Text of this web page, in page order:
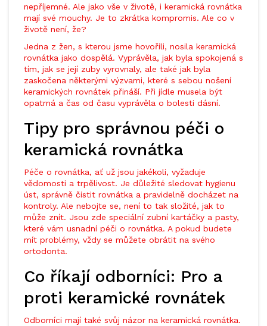
nepříjemné. Ale jako vše v životě, i keramická rovnátka
mají své mouchy. Je to zkrátka kompromis. Ale co v
životě není, že?
Jedna z žen, s kterou jsme hovořili, nosila keramická
rovnátka jako dospělá. Vyprávěla, jak byla spokojená s
tím, jak se její zuby vyrovnaly, ale také jak byla
zaskočena některými výzvami, které s sebou nošení
keramických rovnátek přináší. Při jídle musela být
opatrná a čas od času vyprávěla o bolesti dásní.
Tipy pro správnou péči o
keramická rovnátka
Péče o rovnátka, ať už jsou jakékoli, vyžaduje
vědomosti a trpělivost. Je důležité sledovat hygienu
úst, správně čistit rovnátka a pravidelně docházet na
kontroly. Ale nebojte se, není to tak složité, jak to
může znít. Jsou zde speciální zubní kartáčky a pasty,
které vám usnadní péči o rovnátka. A pokud budete
mít problémy, vždy se můžete obrátit na svého
ortodonta.
Co říkají odborníci: Pro a
proti keramické rovnátek
Odborníci mají také svůj názor na keramická rovnátka.